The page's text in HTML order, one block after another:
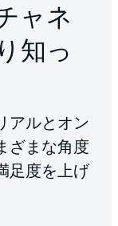
ャネ
知っ
アルとオン
ざまな角度
足度を上げ